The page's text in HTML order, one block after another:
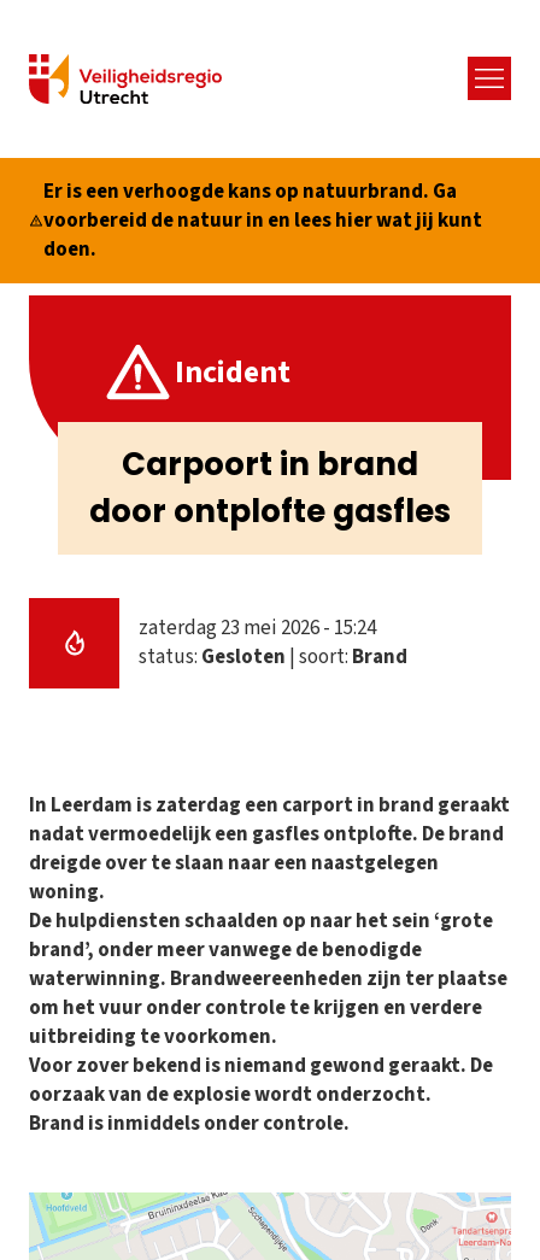
Menu
Er is een verhoogde kans op natuurbrand. Ga
voorbereid de natuur in en lees hier wat jij kunt
doen.
Incident
Carpoort in brand
door ontplofte gasfles
zaterdag 23 mei 2026 - 15:24
status: Gesloten | soort: Brand
In Leerdam is zaterdag een carport in brand geraakt
nadat vermoedelijk een gasfles ontplofte. De brand
dreigde over te slaan naar een naastgelegen
woning.
De hulpdiensten schaalden op naar het sein ‘grote
brand’, onder meer vanwege de benodigde
waterwinning. Brandweereenheden zijn ter plaatse
om het vuur onder controle te krijgen en verdere
uitbreiding te voorkomen.
Voor zover bekend is niemand gewond geraakt. De
oorzaak van de explosie wordt onderzocht.
Brand is inmiddels onder controle.